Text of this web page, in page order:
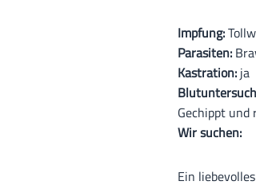
Impfung:
Parasiten:
Kastration: ja
Gechippt
Wir suchen:
Ein